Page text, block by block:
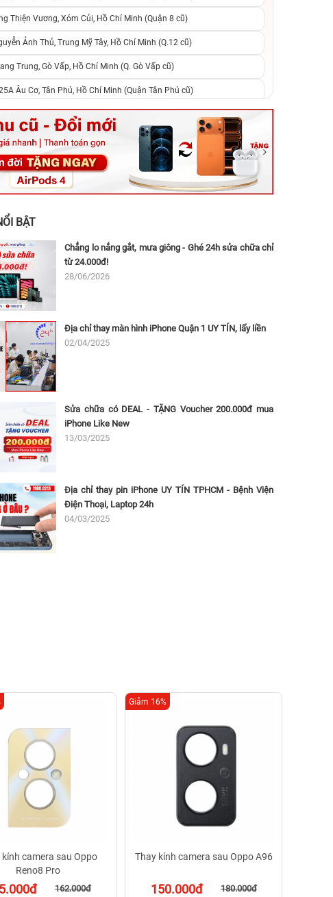
0 gọi người thân
chuyển đổi, 0 gọi người thân
Thiện Vương, Xóm Củi, Hồ Chí Minh (Quận 8 cũ)
Ảnh Thủ, Trung Mỹ Tây, Hồ Chí Minh (Q.12 cũ)
Trung, Gò Vấp, Hồ Chí Minh (Q. Gò Vấp cũ)
Âu Cơ, Tân Phú, Hồ Chí Minh (Quận Tân Phú cũ)
Văn Việt, Tăng Nhơn Phú, Hồ Chí Minh (Q.9 TP. Thủ Đức cũ)
Văn Ngân, Thủ Đức, Hồ Chí Minh (Bình Thọ, TP. Thủ Đức Cũ)
An Ninh, Dĩ An, Hồ Chí Minh (Bình Dương Cũ)
Tàu: 162A Ba Cu, Vũng Tàu, Hồ Chí Minh (TP. Vũng Tàu cũ)
BẬT
Chẳng lo nắng gắt, mưa giông - Ghé 24h sửa chữa chỉ
từ 24.000đ!
28/06/2026
Địa chỉ thay màn hình iPhone Quận 1 UY TÍN, lấy liền
02/04/2025
Sửa chữa có DEAL - TẶNG Voucher 200.000đ mua
iPhone Like New
13/03/2025
Địa chỉ thay pin iPhone UY TÍN TPHCM - Bệnh Viện
Điện Thoại, Laptop 24h
04/03/2025
kính camera sau Oppo
Reno8 Pro
162.000đ
Thay kính camera sau Oppo A96
150.000đ 180.000đ
Giảm 16%